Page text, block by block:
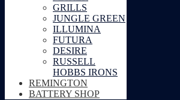
GRILLS
JUNGLE GREEN
ILLUMINA
FUTURA
DESIRE
RUSSELL
HOBBS IRONS
REMINGTON
BATTERY SHOP